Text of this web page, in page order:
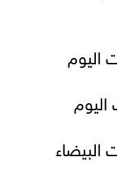
اليوم
البيضاء